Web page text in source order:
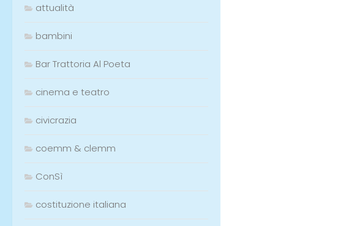
attualità
bambini
Bar Trattoria Al Poeta
cinema e teatro
civicrazia
coemm & clemm
ConSì
costituzione italiana